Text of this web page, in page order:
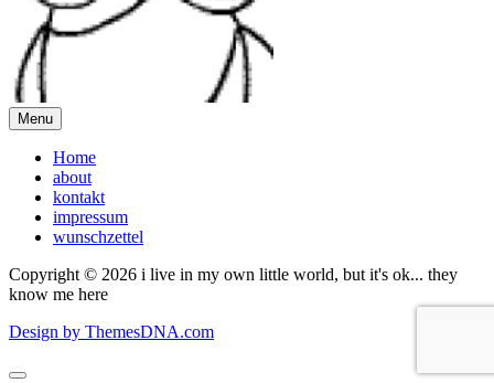
Menu
Home
about
kontakt
impressum
wunschzettel
Copyright © 2026 i live in my own little world, but it's ok... they
know me here
Design by ThemesDNA.com